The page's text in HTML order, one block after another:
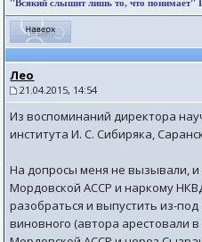
Лео
21.04.2015, 14:54
Из воспоминаний директора
института И. С. Сибиряка,
На допросы меня не вызывали, и
Мордовской АССР и наркому
разобраться и выпустить из-
виновного (автора арестовали